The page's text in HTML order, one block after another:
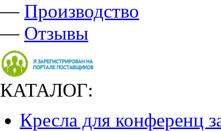
— Производство
— Отзывы
КАТАЛОГ:
Кресла для конференц